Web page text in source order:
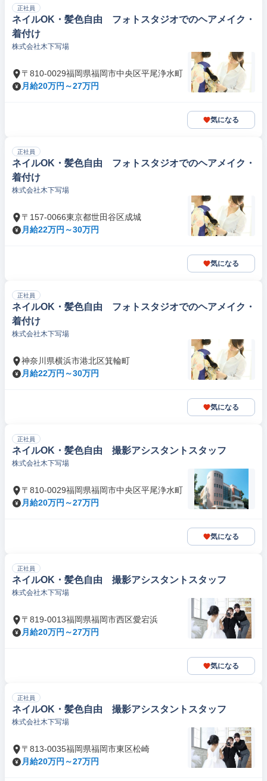
正社員
ネイルOK・髪色自由 フォトスタジオでのヘアメイク・
着付け
株式会社木下写場
〒810-0029福岡県福岡市中央区平尾浄水町
月給20万円～27万円
気になる
正社員
ネイルOK・髪色自由 フォトスタジオでのヘアメイク・
着付け
株式会社木下写場
〒157-0066東京都世田谷区成城
月給22万円～30万円
気になる
正社員
ネイルOK・髪色自由 フォトスタジオでのヘアメイク・
着付け
株式会社木下写場
神奈川県横浜市港北区箕輪町
月給22万円～30万円
気になる
正社員
ネイルOK・髪色自由 撮影アシスタントスタッフ
株式会社木下写場
〒810-0029福岡県福岡市中央区平尾浄水町
月給20万円～27万円
気になる
正社員
ネイルOK・髪色自由 撮影アシスタントスタッフ
株式会社木下写場
〒819-0013福岡県福岡市西区愛宕浜
月給20万円～27万円
気になる
正社員
ネイルOK・髪色自由 撮影アシスタントスタッフ
株式会社木下写場
〒813-0035福岡県福岡市東区松崎
月給20万円～27万円